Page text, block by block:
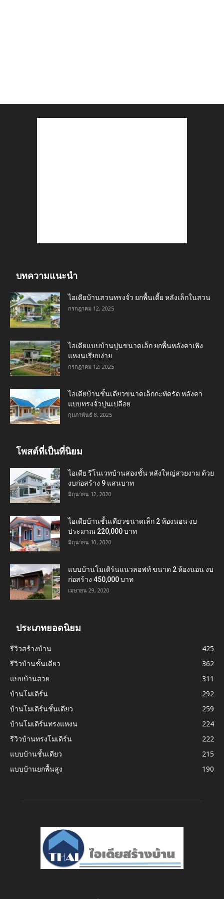
บทความแนะนำ
ไอเดียบ้านสวนทรงจั่ว ยกพื้นเตี้ย หลังเล็กในสวน
กรกฎาคม 12, 2025
ไอเดียแบบบ้านปูนขนาดเล็ก ยกพื้นหลังคาเพิง
แหงนเรียบง่าย
กรกฎาคม 12, 2025
ไอเดียบ้านชั้นเดียวขนาดเล็กกะทัดรัด หลังคา
แบบทรงจั่วปูนเปลือย
กุมภาพันธ์ 8, 2025
โพสต์ที่เป็นที่นิยม
ไอเดีย รีโนเวทบ้านสองชั้น หลังใหญ่สวยงาม ด้วย
งบก่อสร้าง 9 แสนบาท
มิถุนายน 12, 2020
ไอเดียบ้านชั้นเดียวขนาดเล็ก 2 ห้องนอน งบ
ประมาณ 220,000 บาท
มิถุนายน 10, 2020
แบบบ้านโมเดิร์นแนวลอฟท์ ขนาด 2 ห้องนอน งบ
ก่อสร้าง 450,000 บาท
เมษายน 29, 2020
ประเภทยอดนิยม
รีวิวสร้างบ้าน
425
รีวิวบ้านชั้นเดียว
362
แบบบ้านสวย
311
บ้านโมเดิร์น
292
บ้านโมเดิร์นชั้นเดียว
259
บ้านโมเดิร์นทรงแหงน
224
รีวิวบ้านทรงโมเดิร์น
222
แบบบ้านชั้นเดียว
215
แบบบ้านยกพื้นสูง
190